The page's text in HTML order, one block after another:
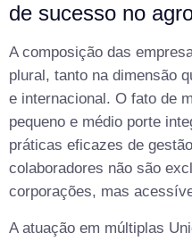
de sucesso no
A composição das
plural, tanto na dimensão
e internacional. O fato de
pequeno e médio porte
práticas eficazes de
colaboradores não são
corporações, mas
A atuação em múltiplas